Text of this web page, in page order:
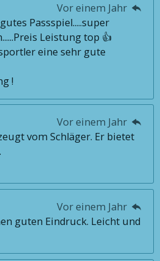
Vor einem Jahr
Passspiel.....super
Leistung top 👍
eine sehr gute
!
Vor einem Jahr
vom Schläger. Er bietet
Vor einem Jahr
guten Eindruck. Leicht und